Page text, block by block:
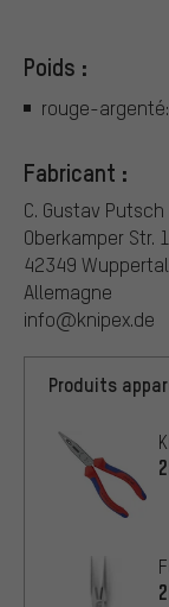
Poids :
rouge-argenté:
Fabricant :
C. Gustav Putsch
Oberkamper Str.
42349 Wuppertal
Allemagne
info@knipex.de
Produits